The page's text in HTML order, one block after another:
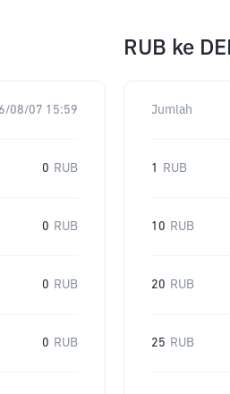
08/07 15:59
0 RUB
0 RUB
0 RUB
0 RUB
RUB ke
Jumlah
1 RUB
10 RUB
20 RUB
25 RUB